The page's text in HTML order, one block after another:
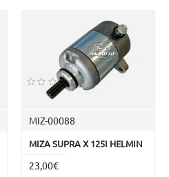
ΜΙΖ-00088
ΜΙΖΑ SUPRA X 125I HELMIN
23,00€